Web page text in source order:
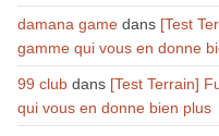
damana gamedans [Test
gamme qui vous en donne
99 clubdans [Test Terrain]
qui vous en donne bien plus